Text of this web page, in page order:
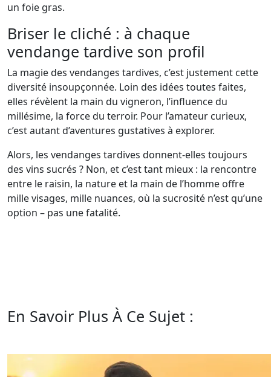
un foie gras.
Briser le cliché : à chaque
vendange tardive son profil
La magie des vendanges tardives, c’est justement cette
diversité insoupçonnée. Loin des idées toutes faites,
elles révèlent la main du vigneron, l’influence du
millésime, la force du terroir. Pour l’amateur curieux,
c’est autant d’aventures gustatives à explorer.
Alors, les vendanges tardives donnent-elles toujours
des vins sucrés ? Non, et c’est tant mieux : la rencontre
entre le raisin, la nature et la main de l’homme offre
mille visages, mille nuances, où la sucrosité n’est qu’une
option – pas une fatalité.
En Savoir Plus À Ce Sujet :